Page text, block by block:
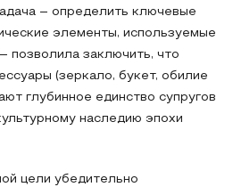
– определить ключевые
элементы, используемые
позволила заключить, что
(зеркало, букет, обилие
глубинное единство супругов
наследию эпохи
цели убедительно